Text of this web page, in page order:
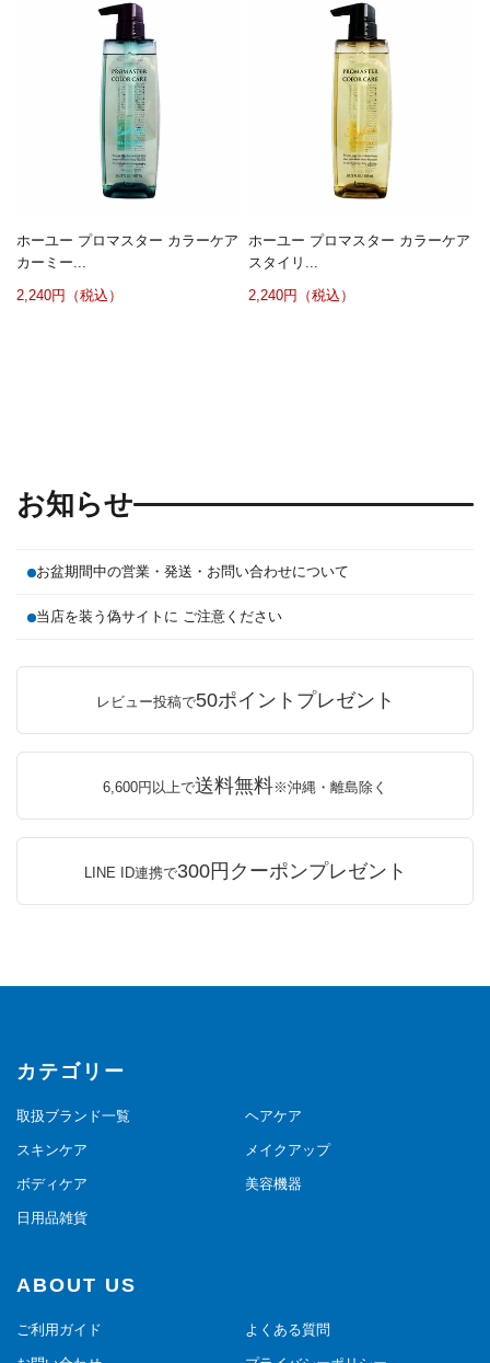
ホーユー プロマスター カラーケア
カーミー...
2,240円（税込）
ホーユー プロマスター カラーケア
スタイリ...
2,240円（税込）
お知らせ
お盆期間中の営業・発送・お問い合わせについて
当店を装う偽サイトに ご注意ください
レビュー投稿で50ポイントプレゼント
6,600円以上で送料無料※沖縄・離島除く
LINE ID連携で300円クーポンプレゼント
カテゴリー
取扱ブランド一覧 ヘアケア
スキンケア メイクアップ
ボディケア 美容機器
日用品雑貨
ABOUT US
ご利用ガイド よくある質問